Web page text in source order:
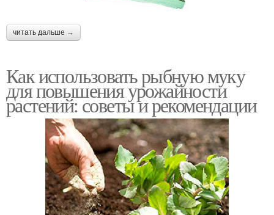
читать дальше →
Как использовать рыбную муку
для повышения урожайности
растений: советы и рекомендации